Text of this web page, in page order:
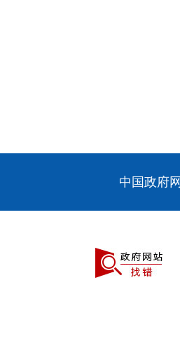
中国政府网